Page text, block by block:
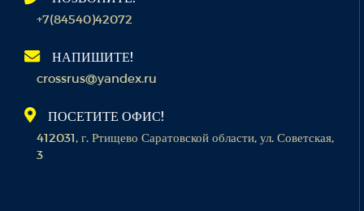
+7(84540)42072
НАПИШИТЕ!
crossrus@yandex.ru
ПОСЕТИТЕ ОФИС!
412031, г. Ртищево Саратовской области, ул. Советская,
3